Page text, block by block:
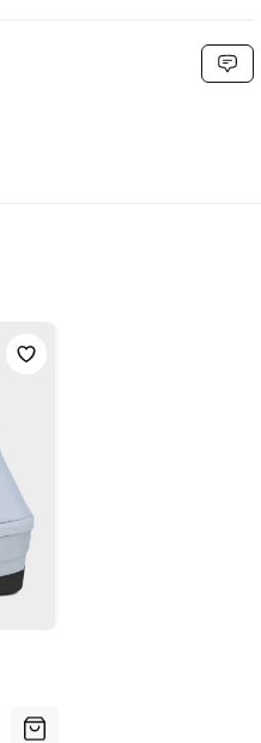
люлька
наповнення знімається
74 см x ширина 29 см x
довжина 49,5 см x ширина
кг